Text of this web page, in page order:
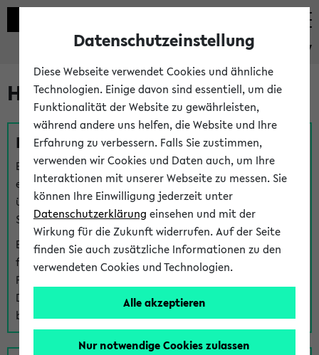
eKVV
Hilfe & Kontakt
Fragen zu einzelnen Veranstaltungen
Bei inhaltlichen und organisatorischen Fragen zu
einzelnen Veranstaltungen finden Sie Ansprechpersonen
über denFragen-Link bei jeder Veranstaltung. Der BIS
Support kann hier meist keine direkte Hilfe leisten.
Bei Veranstaltungen mit eKVV Teilnahmemanagement
finden Sie eine Auskunft über die Personen, die Ihre
Platzzuteilung im eKVV eingetragen haben, auf der
Detailseite zum Teilnahmemanagement der
betreffenden Veranstaltung.
Datenschutzeinstellung
Diese Webseite verwendet Cookies und ähnliche
Technologien. Einige davon sind essentiell, um die
Funktionalität der Website zu gewährleisten,
während andere uns helfen, die Website und Ihre
Erfahrung zu verbessern. Falls Sie zustimmen,
verwenden wir Cookies und Daten auch, um Ihre
Interaktionen mit unserer Webseite zu messen. Sie
können Ihre Einwilligung jederzeit unter
Datenschutzerklärung einsehen und mit der
Wirkung für die Zukunft widerrufen. Auf der Seite
finden Sie auch zusätzliche Informationen zu den
verwendeten Cookies und Technologien.
Alle akzeptieren
Nur notwendige Cookies zulassen